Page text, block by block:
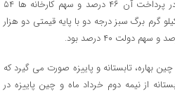
هزار و۶۰۰ تومان بود که سهم دولت در پرداخت آن ۴۶ درصد و سهم کارخانه ها ۵۴
گرم برگ سبز درجه دو با پایه قیمتی دو هزار
بهاره، تابستانه و پاییزه صورت می گیرد که
از نیمه دوم خرداد ماه و چین پاییزه در